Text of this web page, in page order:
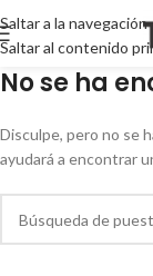
Saltar a la navegación
Saltar al contenido
No se ha
Disculpe, pero no se
ayudará a encontrar